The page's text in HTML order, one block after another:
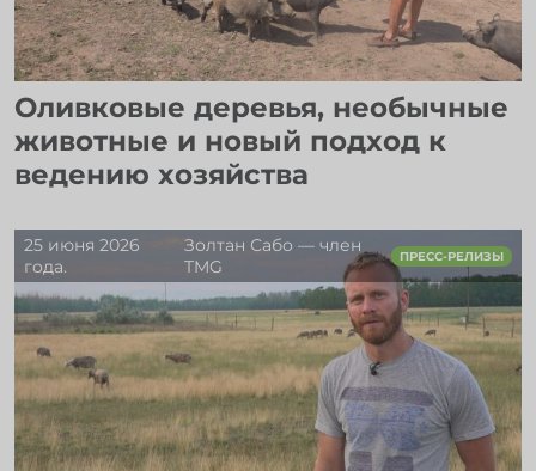
Оливковые деревья, необычные
животные и новый подход к
ведению хозяйства
25 июня 2026
года.
Золтан Сабо — член
TMG
ПРЕСС-РЕЛИЗЫ